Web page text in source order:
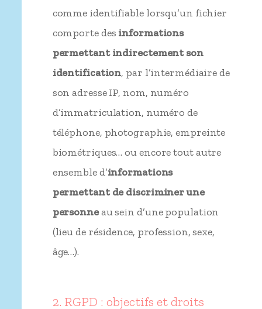
comme identifiable lorsqu’un fichier
comporte des informations
permettant indirectement son
identification, par l’intermédiaire de
son adresse IP, nom, numéro
d’immatriculation, numéro de
téléphone, photographie, empreinte
biométriques… ou encore tout autre
ensemble d’informations
permettant de discriminer une
personneau sein d’une population
(lieu de résidence, profession, sexe,
âge…).
2. RGPD : objectifs et droits